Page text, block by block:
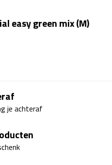
easy green mix (M)
je achteraf